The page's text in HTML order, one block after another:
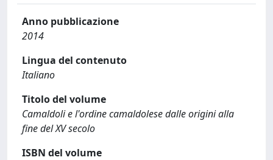
Anno pubblicazione
2014
Lingua del contenuto
Italiano
Titolo del volume
Camaldoli e l'ordine camaldolese dalle origini alla
fine del XV secolo
ISBN del volume